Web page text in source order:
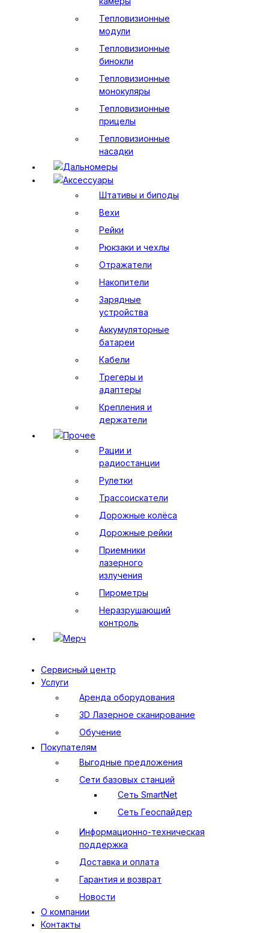
Тепловизионные
модули
Тепловизионные
бинокли
Тепловизионные
монокуляры
Тепловизионные
прицелы
Тепловизионные
насадки
Дальномеры
Аксессуары
Штативы и биподы
Вехи
Рейки
Рюкзаки и чехлы
Отражатели
Накопители
Зарядные
устройства
Аккумуляторные
батареи
Кабели
Трегеры и
адаптеры
Крепления и
держатели
Прочее
Рации и
радиостанции
Рулетки
Трассоискатели
Дорожные колёса
Дорожные рейки
Приемники
лазерного
излучения
Пирометры
Неразрушающий
контроль
Мерч
Сервисный центр
Услуги
Аренда оборудования
3D Лазерное сканирование
Обучение
Покупателям
Выгодные предложения
Сети базовых станций
Сеть SmartNet
Сеть Геоспайдер
Информационно-техническая
поддержка
Доставка и оплата
Гарантия и возврат
Новости
О компании
Контакты